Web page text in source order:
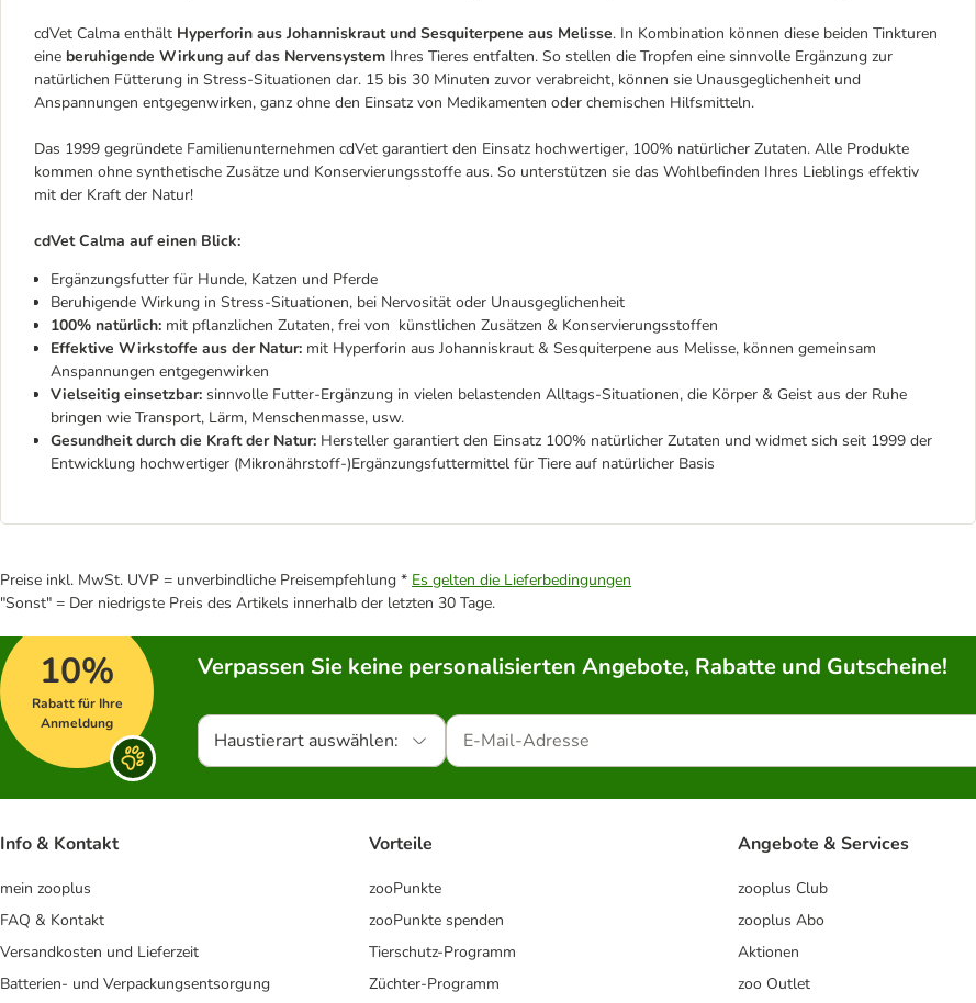
cdVet Calma enthält Hyperforin aus Johanniskraut und Sesquiterpene aus Melisse. In Kombination können diese beiden Tinkturen
eine beruhigende Wirkung auf das Nervensystem Ihres Tieres entfalten. So stellen die Tropfen eine sinnvolle Ergänzung zur
natürlichen Fütterung in Stress-Situationen dar. 15 bis 30 Minuten zuvor verabreicht, können sie Unausgeglichenheit und
Anspannungen entgegenwirken, ganz ohne den Einsatz von Medikamenten oder chemischen Hilfsmitteln.
Das 1999 gegründete Familienunternehmen cdVet garantiert den Einsatz hochwertiger, 100% natürlicher Zutaten. Alle Produkte
kommen ohne synthetische Zusätze und Konservierungsstoffe aus. So unterstützen sie das Wohlbefinden Ihres Lieblings effektiv
mit der Kraft der Natur!
cdVet Calma auf einen Blick:
Ergänzungsfutter für Hunde, Katzen und Pferde
Beruhigende Wirkung in Stress-Situationen, bei Nervosität oder Unausgeglichenheit
100% natürlich: mit pflanzlichen Zutaten, frei von künstlichen Zusätzen & Konservierungsstoffen
Effektive Wirkstoffe aus der Natur: mit Hyperforin aus Johanniskraut & Sesquiterpene aus Melisse, können gemeinsam
Anspannungen entgegenwirken
Vielseitig einsetzbar: sinnvolle Futter-Ergänzung in vielen belastenden Alltags-Situationen, die Körper & Geist aus der Ruhe
bringen wie Transport, Lärm, Menschenmasse, usw.
Gesundheit durch die Kraft der Natur: Hersteller garantiert den Einsatz 100% natürlicher Zutaten und widmet sich seit 1999 der
Entwicklung hochwertiger (Mikronährstoff-)Ergänzungsfuttermittel für Tiere auf natürlicher Basis
Preise inkl. MwSt. UVP = unverbindliche Preisempfehlung * Es gelten die Lieferbedingungen
"Sonst" = Der niedrigste Preis des Artikels innerhalb der letzten 30 Tage.
10%
Rabatt für Ihre
Anmeldung
Verpassen Sie keine personalisierten Angebote, Rabatte und Gutscheine!
Haustierart auswählen:
Info & Kontakt
mein zooplus
FAQ & Kontakt
Versandkosten und Lieferzeit
Batterien- und Verpackungsentsorgung
Vorteile
zooPunkte
zooPunkte spenden
Tierschutz-Programm
Züchter-Programm
Angebote & Services
zooplus Club
zooplus Abo
Aktionen
zoo Outlet